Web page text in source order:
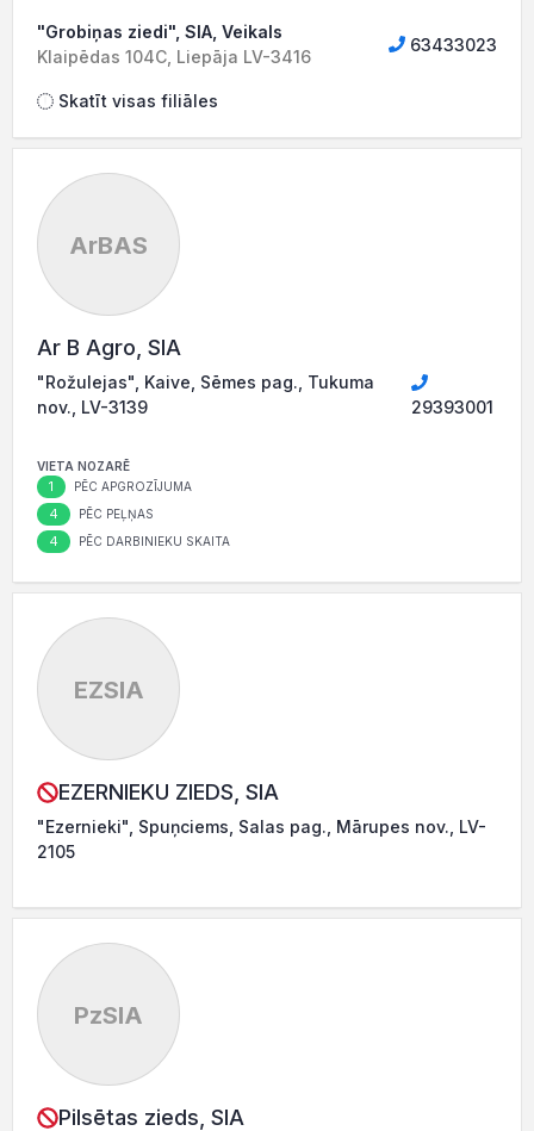
"Grobiņas ziedi", SIA, Veikals
Klaipēdas 104C, Liepāja LV-3416
63433023
Skatīt visas filiāles
ArBAS
Ar B Agro, SIA
"Rožulejas", Kaive, Sēmes pag., Tukuma
nov., LV-3139
29393001
VIETA NOZARĒ
1 PĒC APGROZĪJUMA
4 PĒC PEĻŅAS
4 PĒC DARBINIEKU SKAITA
EZSIA
EZERNIEKU ZIEDS, SIA
"Ezernieki", Spuņciems, Salas pag., Mārupes nov., LV-
2105
PzSIA
Pilsētas zieds, SIA